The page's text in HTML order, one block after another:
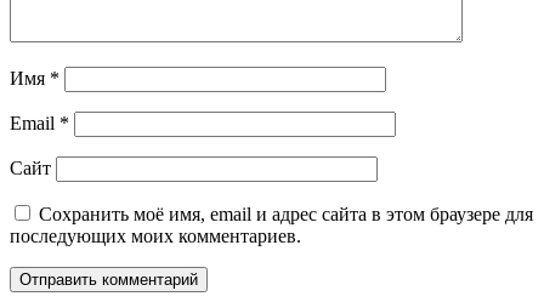
Имя *
Email *
Сайт
Сохранить моё имя, email и адрес сайта в этом браузере для
последующих моих комментариев.